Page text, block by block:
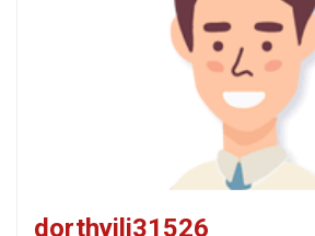
dorthyilj31526